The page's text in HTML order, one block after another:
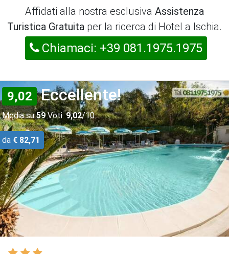
Affidati alla nostra esclusiva Assistenza
Turistica Gratuita per la ricerca di Hotel a Ischia.
Chiamaci: +39 081.1975.1975
9,02 Eccellente!
Media su59Voti: 9,02/10
da € 82,71